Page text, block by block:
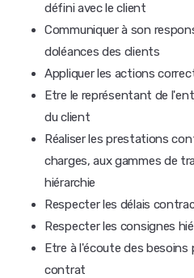
défini avec le client
Communiquer à son
doléances des clients
Appliquer les actions
Etre le représentant de
du client
Réaliser les prestations
charges, aux gammes de
hiérarchie
Respecter les délais
Respecter les consignes
Etre à l'écoute des
contrat